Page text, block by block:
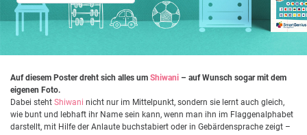
Auf diesem Poster dreht sich alles um Shiwani – auf Wunsch sogar mit dem
eigenen Foto.
Dabei steht Shiwani nicht nur im Mittelpunkt, sondern sie lernt auch gleich,
wie bunt und lebhaft ihr Name sein kann, wenn man ihn im Flaggenalphabet
darstellt, mit Hilfe der Anlaute buchstabiert oder in Gebärdensprache zeigt –